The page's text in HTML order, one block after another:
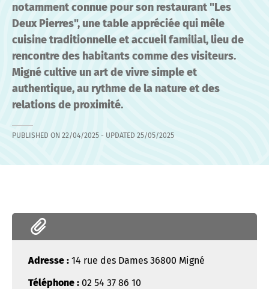
notamment connue pour son restaurant "Les
Deux Pierres", une table appréciée qui mêle
cuisine traditionnelle et accueil familial, lieu de
rencontre des habitants comme des visiteurs.
Migné cultive un art de vivre simple et
authentique, au rythme de la nature et des
relations de proximité.
PUBLISHED ON 22/04/2025 - UPDATED 25/05/2025
Adresse : 14 rue des Dames 36800 Migné
Téléphone : 02 54 37 86 10